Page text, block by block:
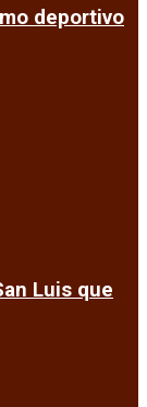
deportivo
Luis que